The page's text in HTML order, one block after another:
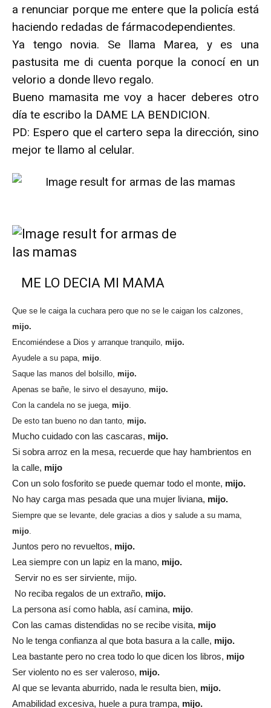
a renunciar porque me entere que la policía está
haciendo redadas de fármacodependientes.
Ya tengo novia. Se llama Marea, y es una
pastusita me di cuenta porque la conocí en un
velorio a donde llevo regalo.
Bueno mamasita me voy a hacer deberes otro
día te escribo la DAME LA BENDICION.
PD: Espero que el cartero sepa la dirección, sino
mejor te llamo al celular.
ME LO DECIA MI MAMA
Que se le caiga la cuchara pero que no se le caigan los calzones,
mijo.
Encomiéndese a Dios y arranque tranquilo, mijo.
Ayudele a su papa, mijo.
Saque las manos del bolsillo, mijo.
Apenas se bañe, le sirvo el desayuno, mijo.
Con la candela no se juega, mijo.
De esto tan bueno no dan tanto, mijo.
Mucho cuidado con las cascaras, mijo.
Si sobra arroz en la mesa, recuerde que hay hambrientos en
la calle, mijo
Con un solo fosforito se puede quemar todo el monte, mijo.
No hay carga mas pesada que una mujer liviana, mijo.
Siempre que se levante, dele gracias a dios y salude a su mama,
mijo.
Juntos pero no revueltos, mijo.
Lea siempre con un lapiz en la mano, mijo.
Servir no es ser sirviente, mijo.
No reciba regalos de un extraño, mijo.
La persona así como habla, así camina, mijo.
Con las camas distendidas no se recibe visita, mijo
No le tenga confianza al que bota basura a la calle, mijo.
Lea bastante pero no crea todo lo que dicen los libros, mijo
Ser violento no es ser valeroso, mijo.
Al que se levanta aburrido, nada le resulta bien, mijo.
Amabilidad excesiva, huele a pura trampa, mijo.